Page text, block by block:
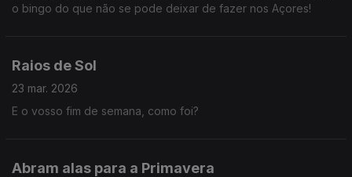
o bingo do que não se pode deixar de fazer nos Açores!
Raios de Sol
23 mar. 2026
E o vosso fim de semana, como foi?
Abram alas para a Primavera